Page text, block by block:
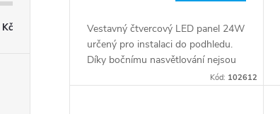
Kč
Vestavný čtvercový LED panel 24W
určený pro instalaci do podhledu.
Díky bočnímu nasvětlování nejsou
jednotlivé LEDky při rozsvícení
Kód: 102612